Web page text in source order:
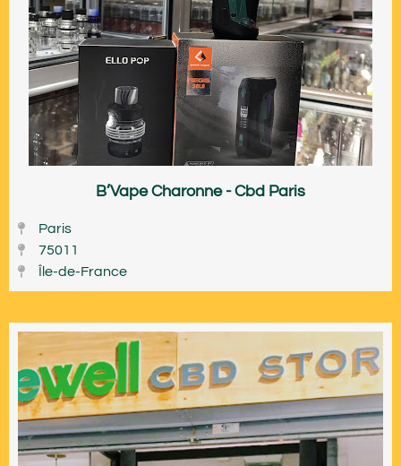
B’Vape Charonne - Cbd Paris
Paris
75011
Île-de-France